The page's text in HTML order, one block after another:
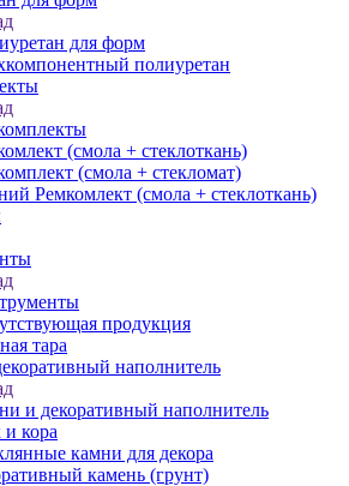
для форм
полиуретан
(смола + стеклоткань)
(смола + стекломат)
Ремкомлект (смола + стеклоткань)
продукция
тара
наполнитель
и декоративный наполнитель
кора
камни для декора
камень (грунт)